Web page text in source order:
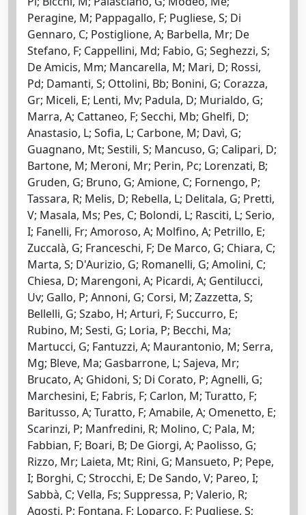
Peragine, M; Pappagallo, F; Pugliese, S; Di
Gennaro, C; Postiglione, A; Barbella, Mr; De
Stefano, F; Cappellini, Md; Fabio, G; Seghezzi, S;
De Amicis, Mm; Mancarella, M; Mari, D; Rossi,
Pd; Damanti, S; Ottolini, Bb; Bonini, G; Corazza,
Gr; Miceli, E; Lenti, Mv; Padula, D; Murialdo, G;
Marra, A; Cattaneo, F; Secchi, Mb; Ghelfi, D;
Anastasio, L; Sofia, L; Carbone, M; Davì, G;
Guagnano, Mt; Sestili, S; Mancuso, G; Calipari, D;
Bartone, M; Meroni, Mr; Perin, Pc; Lorenzati, B;
Gruden, G; Bruno, G; Amione, C; Fornengo, P;
Tassara, R; Melis, D; Rebella, L; Delitala, G; Pretti,
V; Masala, Ms; Pes, C; Bolondi, L; Rasciti, L; Serio,
I; Fanelli, Fr; Amoroso, A; Molfino, A; Petrillo, E;
Zuccalà, G; Franceschi, F; De Marco, G; Chiara, C;
Marta, S; D'Aurizio, G; Romanelli, G; Amolini, C;
Chiesa, D; Marengoni, A; Picardi, A; Gentilucci,
Uv; Gallo, P; Annoni, G; Corsi, M; Zazzetta, S;
Bellelli, G; Szabo, H; Arturi, F; Succurro, E;
Rubino, M; Sesti, G; Loria, P; Becchi, Ma;
Martucci, G; Fantuzzi, A; Maurantonio, M; Serra,
Mg; Bleve, Ma; Gasbarrone, L; Sajeva, Mr;
Brucato, A; Ghidoni, S; Di Corato, P; Agnelli, G;
Marchesini, E; Fabris, F; Carlon, M; Turatto, F;
Baritusso, A; Turatto, F; Amabile, A; Omenetto, E;
Scarinzi, P; Manfredini, R; Molino, C; Pala, M;
Fabbian, F; Boari, B; De Giorgi, A; Paolisso, G;
Rizzo, Mr; Laieta, Mt; Rini, G; Mansueto, P; Pepe,
I; Borghi, C; Strocchi, E; De Sando, V; Pareo, I;
Sabbà, C; Vella, Fs; Suppressa, P; Valerio, R;
Agosti, P; Fontana, F; Loparco, F; Pugliese, S;